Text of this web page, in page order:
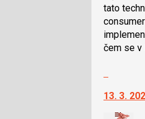
N
pro
pro
tato
čem se v
další
nový
13. 3.